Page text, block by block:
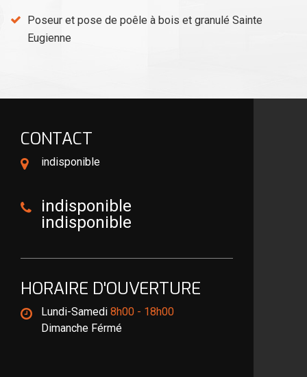
Poseur et pose de poêle à bois et granulé Sainte
Eugienne
CONTACT
indisponible
indisponible
indisponible
HORAIRE D'OUVERTURE
Lundi-Samedi 8h00 - 18h00
Dimanche Férmé